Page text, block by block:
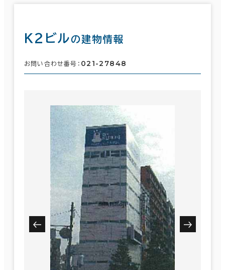
Ｋ２ビルの建物情報
お問い合わせ番号： 021-27848